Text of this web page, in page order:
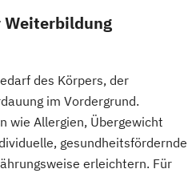
Weiterbildung
des Körpers, der
im Vordergrund.
wie Allergien, Übergewicht
gesundheitsfördernde
erleichtern. Für